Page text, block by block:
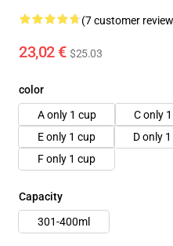
(7 customer
23,02 € $25.03
color
A only 1 cup
C only
E only 1 cup
D only
F only 1 cup
Capacity
301-400ml